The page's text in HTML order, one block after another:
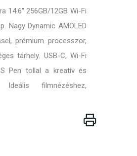
14.6″ 256GB/12GB Wi-Fi
Nagy Dynamic AMOLED
prémium processzor,
tárhely. USB-C, Wi-Fi
Pen tollal a kreatív és
Ideális filmnézéshez,